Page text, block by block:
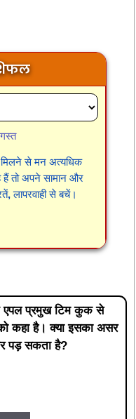
से मन अत्यधिक
हैं तो अपने सामान और
लापरवाही से बचें।
ने एपल प्रमुख टिम कुक से
कहा है। क्या इसका असर
पड़ सकता है?